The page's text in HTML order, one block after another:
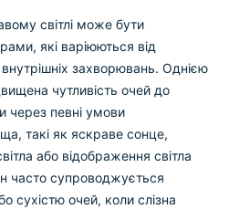
світлі може бути
які варіюються від
внутрішніх захворювань. Однією
чутливість очей до
через певні умови
такі як яскраве сонце,
або відображення світла
часто супроводжується
сухістю очей, коли слізна